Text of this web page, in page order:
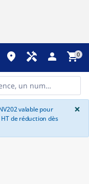
place handyman person shopping_cart0
valable pour
de réduction dès
×